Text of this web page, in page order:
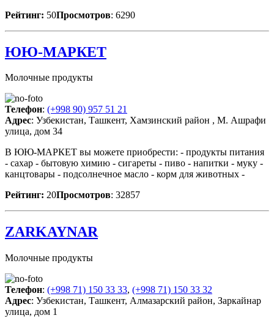
Рейтинг: 50Просмотров: 6290
ЮЮ-МАРКЕТ
Молочные продукты
Телефон: (+998 90) 957 51 21
Адрес: Узбекистан, Ташкент, Хамзинский район , М. Ашрафи
улица, дом 34
В ЮЮ-МАРКЕТ вы можете приобрести: - продукты питания
- сахар - бытовую химию - сигареты - пиво - напитки - муку -
канцтовары - подсолнечное масло - корм для животных -
Рейтинг: 20Просмотров: 32857
ZARKAYNAR
Молочные продукты
Телефон: (+998 71) 150 33 33, (+998 71) 150 33 32
Адрес: Узбекистан, Ташкент, Алмазарский район, Заркайнар
улица, дом 1